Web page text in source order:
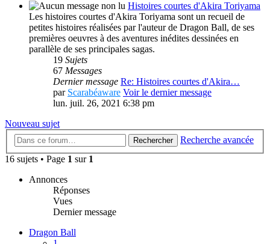
Histoires courtes d'Akira Toriyama
Les histoires courtes d'Akira Toriyama sont un recueil de
petites histoires réalisées par l'auteur de Dragon Ball, de ses
premières oeuvres à des aventures inédites dessinées en
parallèle de ses principales sagas.
19 Sujets
67 Messages
Dernier message Re: Histoires courtes d'Akira…
par Scarabéaware Voir le dernier message
lun. juil. 26, 2021 6:38 pm
Nouveau sujet
Rechercher
Recherche avancée
16 sujets • Page 1 sur 1
Annonces
Réponses
Vues
Dernier message
Dragon Ball